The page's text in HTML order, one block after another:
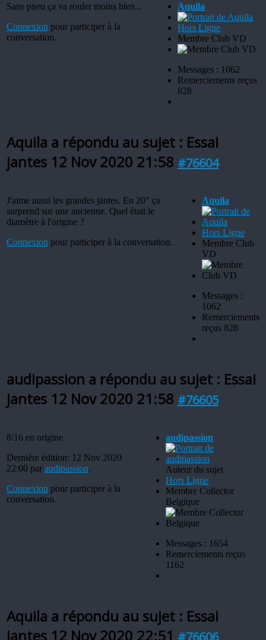
Sans pneu ça va rouler moins bien...
Connexion pour participer à la
conversation.
Aquila
Hors Ligne
Membre Club VD
Messages : 1062
Remerciements reçus
828
Aquila a répondu au sujet : Essai
jantes 12 Nov 2020 21:58 #76604
J'aime aussi les grandes jantes. En 20" ça
surprend sur une ancienne. Quel était le
diamètre à l'origine ?
Connexion pour participer à la conversation.
Aquila
Hors Ligne
Membre Club
VD
Messages :
1062
Remerciements
reçus 828
audipassion a répondu au sujet : Essai
jantes 12 Nov 2020 21:58 #76605
8/16 en origine
Dernière édition: 12 Nov 2020
22:00 par audipassion.
Connexion pour participer à la
conversation.
audipassion
Auteur du sujet
Hors Ligne
Membre Collector
Belgique
Messages : 1654
Remerciements reçus
1162
Aquila a répondu au sujet : Essai
jantes 12 Nov 2020 22:51 #76606